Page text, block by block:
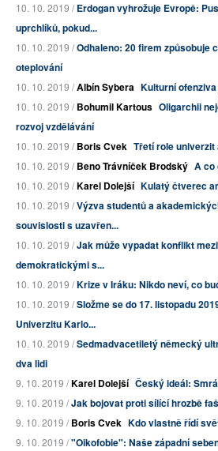
10. 10. 2019 /Erdogan vyhrožuje Evropě:
uprchlíků, pokud...
10. 10. 2019 /Odhaleno: 20 firem způsobuje
oteplování
10. 10. 2019 /Albín Sybera Kulturní
10. 10. 2019 /Bohumil Kartous Oligarchii
rozvoj vzdělávání
10. 10. 2019 /Boris Cvek Třetí role univerzit
10. 10. 2019 /Beno Trávníček Brodský A co
10. 10. 2019 /Karel Dolejší Kulatý čtverec
10. 10. 2019 /Výzva studentů a
souvislosti s uzavřen...
10. 10. 2019 /Jak může vypadat konflikt
demokratickými s...
10. 10. 2019 /Krize v Iráku: Nikdo neví, co
10. 10. 2019 /Složme se do 17. listopadu
Univerzitu Karlo...
10. 10. 2019 /Sedmadvacetiletý německý
dva lidi
9. 10. 2019 /Karel Dolejší Český ideál:
9. 10. 2019 /Jak bojovat proti sílící hrozbě
9. 10. 2019 /Boris Cvek Kdo vlastně řídí
9. 10. 2019 /"Oikofobie": Naše západní